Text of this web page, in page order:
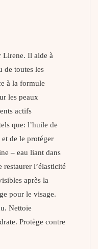
Lirene. Il aide à
de toutes les
à la formule
les peaux
actifs
que: l’huile de
de le protéger
– eau liant dans
restaurer l’élasticité
après la
pour le visage.
Nettoie
Protège contre